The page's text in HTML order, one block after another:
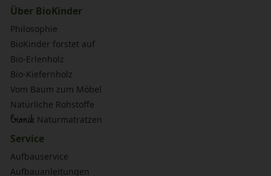
Über BioKinder
Philosophie
BioKinder forstet auf
Bio-Erlenholz
Bio-Kiefernholz
Vom Baum zum Möbel
Natürliche Rohstoffe
bionik Naturmatratzen
Service
Aufbauservice
Aufbauanleitungen